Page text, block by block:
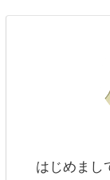
はじめま